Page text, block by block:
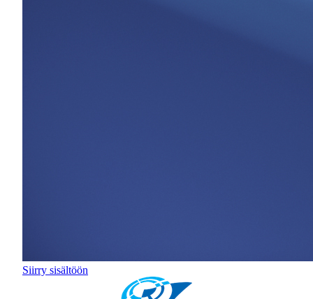
Siirry sisältöön